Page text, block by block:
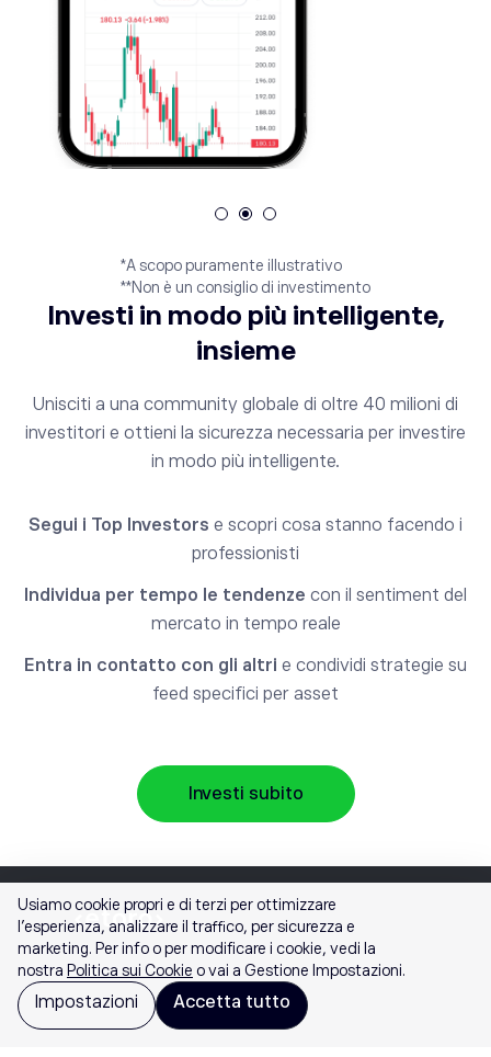
Investi in modo più intelligente,
insieme
Unisciti a una community globale di oltre 40 milioni di
investitori e ottieni la sicurezza necessaria per investire
in modo più intelligente.
Segui i Top Investors e scopri cosa stanno facendo i
professionisti
Individua per tempo le tendenze con il sentiment del
mercato in tempo reale
Entra in contatto con gli altri e condividi strategie su
feed specifici per asset
Investi subito
*A scopo puramente illustrativo
**Non è un consiglio di investimento
Usiamo cookie propri e di terzi per ottimizzare
l'esperienza, analizzare il traffico, per sicurezza e
marketing. Per info o per modificare i cookie, vedi la
nostra Politica sui Cookie o vai a Gestione Impostazioni.
Impostazioni Accetta tutto